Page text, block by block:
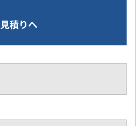
積りへ